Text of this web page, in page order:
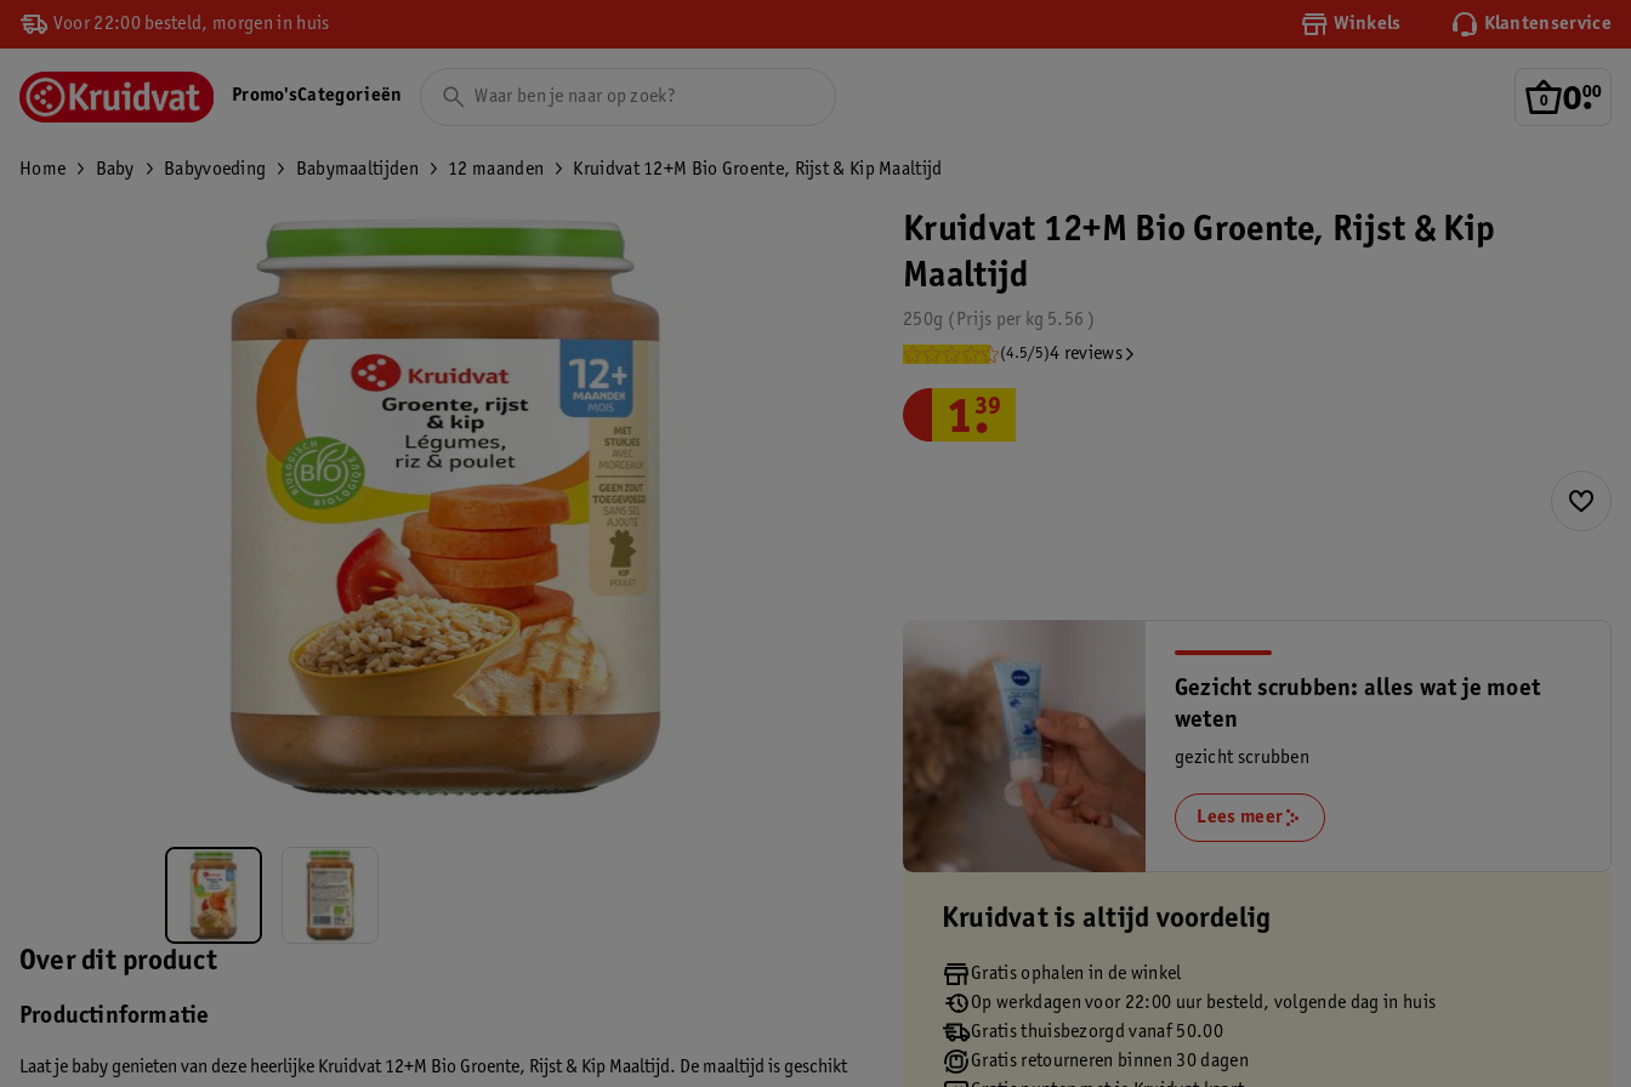
Voor 22:00 besteld, morgen in huis Winkels Klantenservice
0.
00
Promo'sCategorieën
Home Baby Babyvoeding Babymaaltijden 12 maanden Kruidvat 12+M Bio Groente, Rijst & Kip Maaltijd
Over dit product
Productinformatie
Laat je baby genieten van deze heerlijke Kruidvat 12+M Bio Groente, Rijst & Kip Maaltijd. De maaltijd is geschikt
Kruidvat 12+M Bio Groente, Rijst & Kip
Maaltijd
250g 5.56
Prijs per kg
(4.5/5)4 reviews
1.
39
Gezicht scrubben: alles wat je moet
weten
gezicht scrubben
Lees meer
Kruidvat is altijd voordelig
Gratis ophalen in de winkel
Op werkdagen voor 22:00 uur besteld, volgende dag in huis
Gratis thuisbezorgd vanaf 50.00
Gratis retourneren binnen 30 dagen